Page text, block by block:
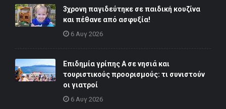
3χρονη παγιδεύτηκε σε παιδική κουζίνα
και πέθανε από ασφυξία!
6 Αυγ 2026
Επιδημία γρίπης Α σε νησιά και
τουριστικούς προορισμούς: τι συνιστούν
οι γιατροί
6 Αυγ 2026